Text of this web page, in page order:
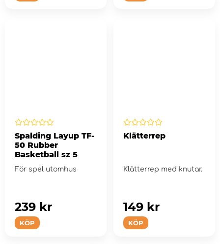
Spalding Layup TF-
50 Rubber
Basketball sz 5
För spel utomhus
KÖP
239 kr
Klätterrep
Klätterrep med knutar.
KÖP
149 kr